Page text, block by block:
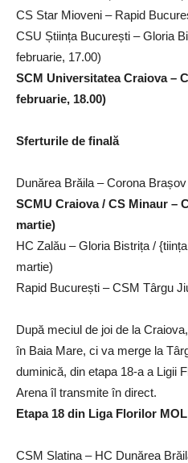
CS Star Mioveni – Rapid
CSU Știința București – Gloria
februarie, 17.00)
SCM Universitatea Craiova –
februarie, 18.00)
Sferturile de finală
Dunărea Brăila – Corona
SCMU Craiova / CS Minaur –
martie)
HC Zalău – Gloria Bistrița /
martie)
Rapid București – CSM Târgu
După meciul de joi de la
în Baia Mare, ci va merge la
duminică, din etapa 18-a a Ligii
Arena îl transmite în direct.
Etapa 18 din Liga Florilor MOL
CSM Slatina – HC Dunărea